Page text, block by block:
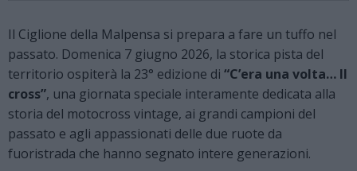
Il Ciglione della Malpensa si prepara a fare un tuffo nel
passato. Domenica 7 giugno 2026, la storica pista del
territorio ospiterà la 23° edizione di “C’era una volta… Il
cross”, una giornata speciale interamente dedicata alla
storia del motocross vintage, ai grandi campioni del
passato e agli appassionati delle due ruote da
fuoristrada che hanno segnato intere generazioni.